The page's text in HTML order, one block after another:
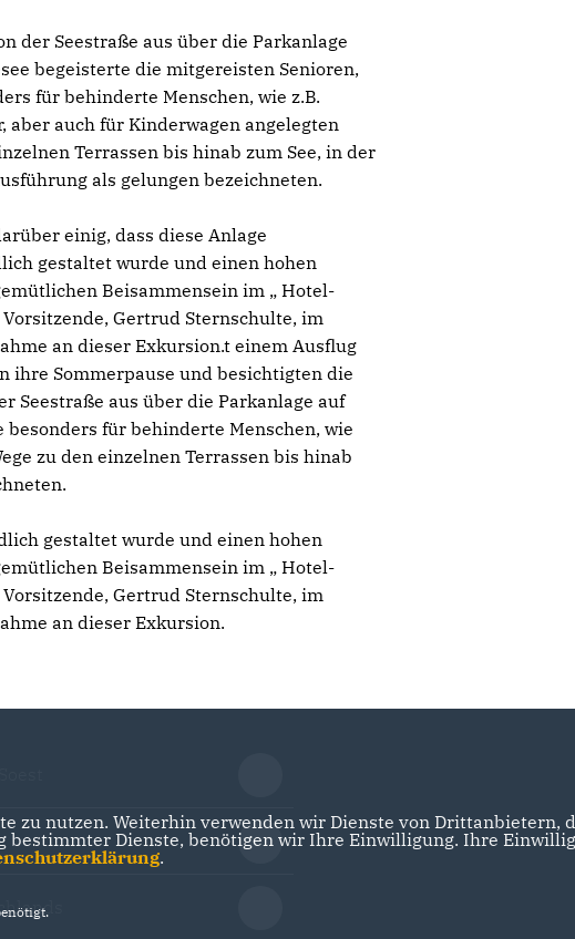
der Seestraße aus über die Parkanlage
begeisterte die mitgereisten Senioren,
für behinderte Menschen, wie z.B.
aber auch für Kinderwagen angelegten
Terrassen bis hinab zum See, in der
als gelungen bezeichneten.
einig, dass diese Anlage
gestaltet wurde und einen hohen
Beisammensein im „ Hotel-
Gertrud Sternschulte, im
an dieser Exkursion.t einem Ausflug
ihre Sommerpause und besichtigten die
Seestraße aus über die Parkanlage auf
für behinderte Menschen, wie
zu den einzelnen Terrassen bis hinab
gestaltet wurde und einen hohen
Beisammensein im „ Hotel-
Gertrud Sternschulte, im
an dieser Exkursion.
zu nutzen. Weiterhin verwenden wir Dienste von Drittanbietern,
bestimmter Dienste, benötigen wir Ihre Einwilligung. Ihre
.